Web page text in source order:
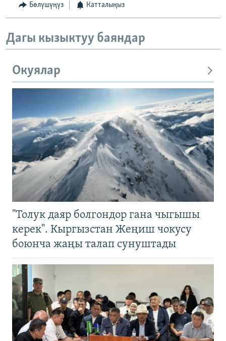
Бөлүшүңүз Катталыңыз
Дагы кызыктуу баяндар
Окуялар
"Толук даяр болгондор гана чыгышы
керек". Кыргызстан Жеңиш чокусу
боюнча жаңы талап сунуштады